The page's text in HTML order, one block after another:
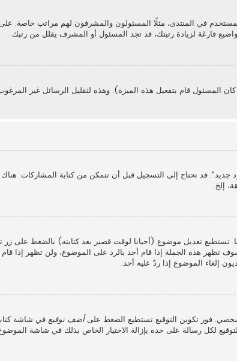
في المنتدى، مثلًا المسئولون والمشرفون لهم مراتب خاصة. على
فارغة لزيادة رتبتك، قد تجد المسئول أو المشرف يقلل من رتبك.
المسئول قام بتفعيل هذه الميزة). وهذه لتقليل الرسائل غير
قد تحتاج إلى التسجيل قبل أن تتمكن من كتابة المشاركات.
إلخ.
تستطيع تعديل موضوع (أحيانا لوقت قصير بعد كتابته) بالضغط على
هذه الجملة إذا قام أحد بالرد على الموضوع، ولن تظهر إذا
إلغاء الموضوع إذا ردّ عليه أحد.
فور تكوين التوقيع تستطيع الضغط علىأضف توقيع في شاشة
لكل رسالة على حده بإزالة الاختيار الخاص بذلك في شاشة